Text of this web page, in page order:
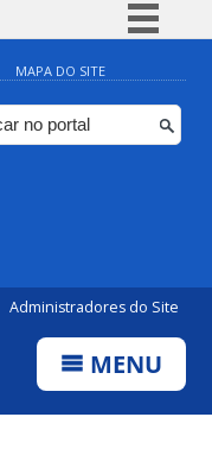
Simplifique!
Comunica BR
Participe
MAPA DO SITE
Administradores do Site
MENU